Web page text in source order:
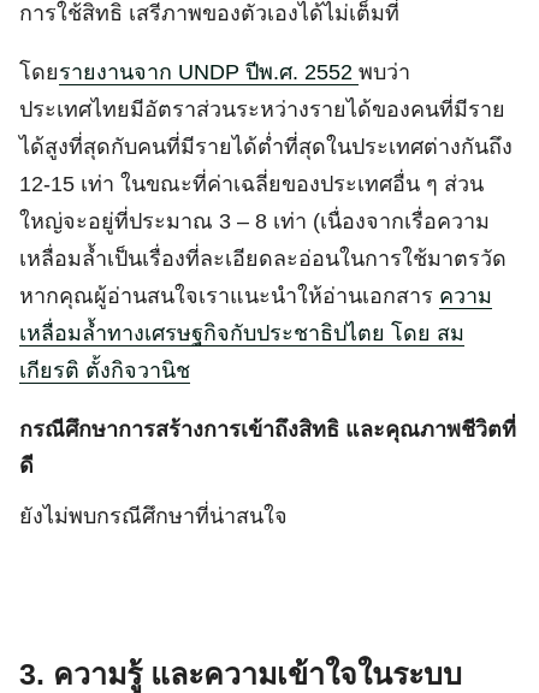
การใช้สิทธิ เสรีภาพของตัวเองได้ไม่เต็มที่
โดยรายงานจาก UNDP ปีพ.ศ. 2552 พบว่า
ประเทศไทยมีอัตราส่วนระหว่างรายได้ของคนที่มีราย
ได้สูงที่สุดกับคนที่มีรายได้ต่ำที่สุดในประเทศต่างกันถึง
12-15 เท่า ในขณะที่ค่าเฉลี่ยของประเทศอื่น ๆ ส่วน
ใหญ่จะอยู่ที่ประมาณ 3 – 8 เท่า (เนื่องจากเรื่อความ
เหลื่อมล้ำเป็นเรื่องที่ละเอียดละอ่อนในการใช้มาตรวัด
หากคุณผู้อ่านสนใจเราแนะนำให้อ่านเอกสาร ความ
เหลื่อมล้ำทางเศรษฐกิจกับประชาธิปไตย โดย สม
เกียรติ ตั้งกิจวานิช
กรณีศึกษาการสร้างการเข้าถึงสิทธิ และคุณภาพชีวิตที่
ดี
ยังไม่พบกรณีศึกษาที่น่าสนใจ
3. ความรู้ และความเข้าใจในระบบ